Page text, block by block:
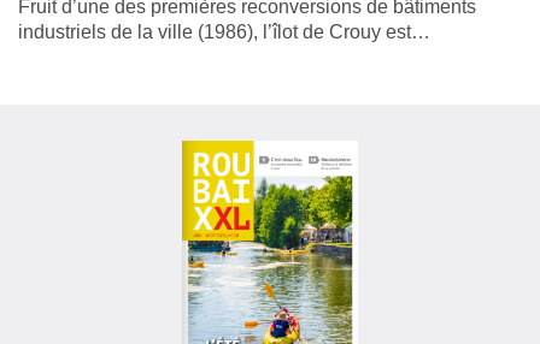
Fruit d’une des premières reconversions de bâtiments
industriels de la ville (1986), l’îlot de Crouy est…